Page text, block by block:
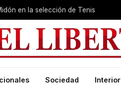
en la selección de Tenis
Sociedad Interior